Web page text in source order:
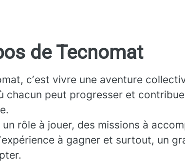
de Tecnomat
cʼest vivre une aventure
chacun peut progresser et
rôle à jouer, des missions à
à gagner et surtout, un